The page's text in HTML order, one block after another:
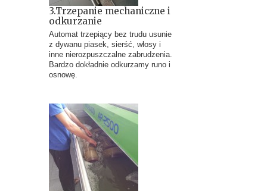
3.Trzepanie mechaniczne i
odkurzanie
Automat trzepiący bez trudu usunie
z dywanu piasek, sierść, włosy i
inne nierozpuszczalne zabrudzenia.
Bardzo dokładnie odkurzamy runo i
osnowę.